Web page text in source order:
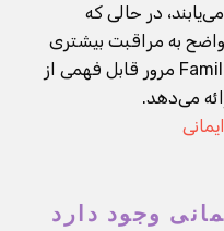
در حالی که
به مراقبت بیشتری
نیاز دارند. وب‌سایت Familienplanung مرور قابل فهمی از
می‌دهد.
وجود دارد